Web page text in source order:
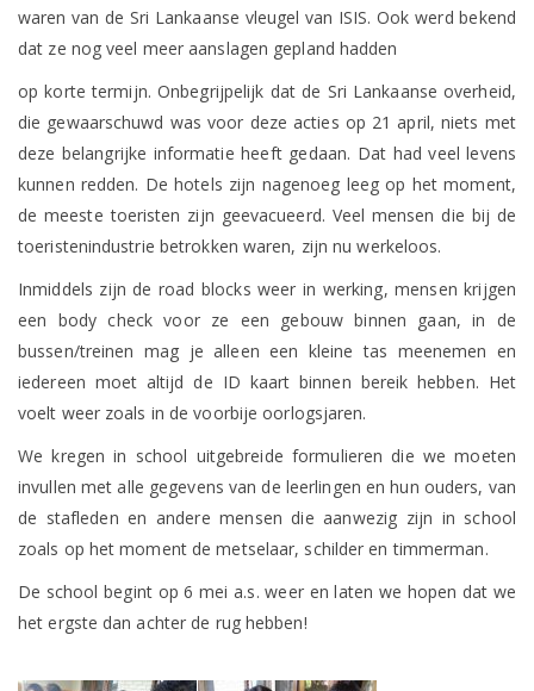
waren van de Sri Lankaanse vleugel van ISIS. Ook werd bekend
dat ze nog veel meer aanslagen gepland hadden
op korte termijn. Onbegrijpelijk dat de Sri Lankaanse overheid,
die gewaarschuwd was voor deze acties op 21 april, niets met
deze belangrijke informatie heeft gedaan. Dat had veel levens
kunnen redden. De hotels zijn nagenoeg leeg op het moment,
de meeste toeristen zijn geevacueerd. Veel mensen die bij de
toeristenindustrie betrokken waren, zijn nu werkeloos.
Inmiddels zijn de road blocks weer in werking, mensen krijgen
een body check voor ze een gebouw binnen gaan, in de
bussen/treinen mag je alleen een kleine tas meenemen en
iedereen moet altijd de ID kaart binnen bereik hebben. Het
voelt weer zoals in de voorbije oorlogsjaren.
We kregen in school uitgebreide formulieren die we moeten
invullen met alle gegevens van de leerlingen en hun ouders, van
de stafleden en andere mensen die aanwezig zijn in school
zoals op het moment de metselaar, schilder en timmerman.
De school begint op 6 mei a.s. weer en laten we hopen dat we
het ergste dan achter de rug hebben!